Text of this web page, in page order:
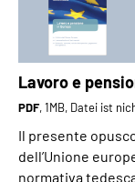
Lavoro e
PDF, 1MB, Datei ist
Il presente
dell’Unione
normativa